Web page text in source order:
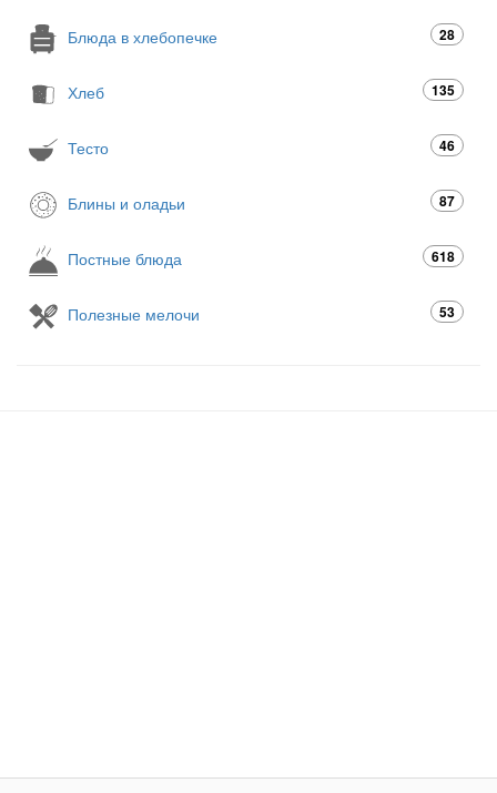
Блюда в хлебопечке 28
Хлеб 135
Тесто 46
Блины и оладьи 87
Постные блюда 618
Полезные мелочи 53